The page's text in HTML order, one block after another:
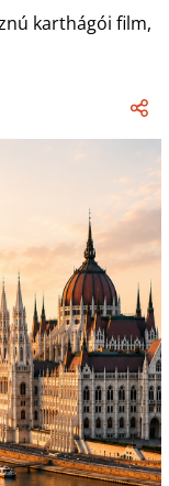
karthágói film,